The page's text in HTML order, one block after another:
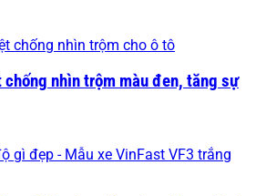
chống nhìn trộm màu đen, tăng sự